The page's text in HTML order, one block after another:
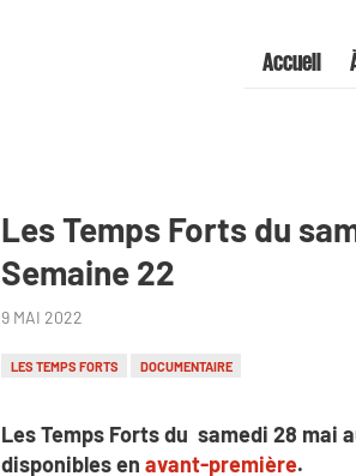
Accueil
Les Temps Forts du
Semaine 22
9 MAI 2022
LES TEMPS FORTS DOCUMENTAIRE
Les Temps Forts du samedi 28 mai
disponibles en avant-première.